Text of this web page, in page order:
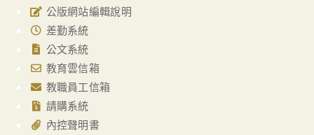
公版網站編輯說明
差勤系統
公文系統
教育雲信箱
教職員工信箱
請購系統
內控聲明書